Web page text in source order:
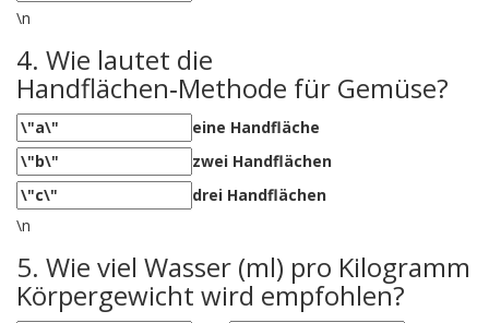
\n
4. Wie lautet die
Handflächen‑Methode für Gemüse?
eine Handfläche
zwei Handflächen
drei Handflächen
\n
5. Wie viel Wasser (ml) pro Kilogramm
Körpergewicht wird empfohlen?